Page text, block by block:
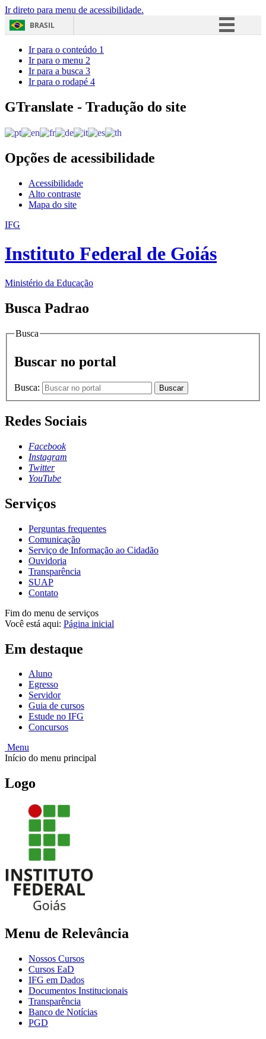
Ir direto para menu de acessibilidade.
BRASIL
Acesso à informação
Ir para o conteúdo 1
Ir para o menu 2
Ir para a busca 3
Ir para o rodapé 4
GTranslate - Tradução do site
Opções de acessibilidade
Acessibilidade
Alto contraste
Mapa do site
IFG
Instituto Federal de Goiás
Ministério da Educação
Busca Padrao
Busca
Buscar no portal
Busca: Buscar
Redes Sociais
Facebook
Instagram
Twitter
YouTube
Serviços
Perguntas frequentes
Comunicação
Serviço de Informação ao Cidadão
Ouvidoria
Transparência
SUAP
Contato
Fim do menu de serviços
Você está aqui: Página inicial
Em destaque
Aluno
Egresso
Servidor
Guia de cursos
Estude no IFG
Concursos
Menu
Início do menu principal
Logo
Menu de Relevância
Nossos Cursos
Cursos EaD
IFG em Dados
Documentos Institucionais
Transparência
Banco de Notícias
PGD